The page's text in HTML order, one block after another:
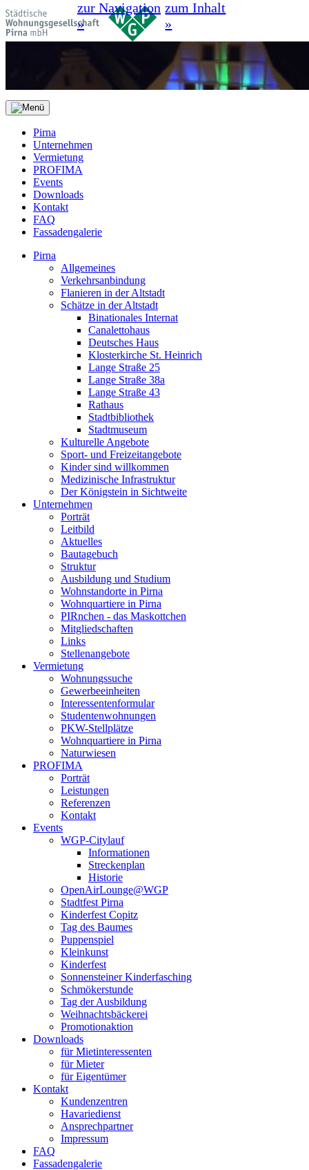
zur Navigation
»
zum Inhalt
»
Pirna
Unternehmen
Vermietung
PROFIMA
Events
Downloads
Kontakt
FAQ
Fassadengalerie
Pirna
Allgemeines
Verkehrsanbindung
Flanieren in der Altstadt
Schätze in der Altstadt
Binationales Internat
Canalettohaus
Deutsches Haus
Klosterkirche St. Heinrich
Lange Straße 25
Lange Straße 38a
Lange Straße 43
Rathaus
Stadtbibliothek
Stadtmuseum
Kulturelle Angebote
Sport- und Freizeitangebote
Kinder sind willkommen
Medizinische Infrastruktur
Der Königstein in Sichtweite
Unternehmen
Porträt
Leitbild
Aktuelles
Bautagebuch
Struktur
Ausbildung und Studium
Wohnstandorte in Pirna
Wohnquartiere in Pirna
PIRnchen - das Maskottchen
Mitgliedschaften
Links
Stellenangebote
Vermietung
Wohnungssuche
Gewerbeeinheiten
Interessentenformular
Studentenwohnungen
PKW-Stellplätze
Wohnquartiere in Pirna
Naturwiesen
PROFIMA
Porträt
Leistungen
Referenzen
Kontakt
Events
WGP-Citylauf
Informationen
Streckenplan
Historie
OpenAirLounge@WGP
Stadtfest Pirna
Kinderfest Copitz
Tag des Baumes
Puppenspiel
Kleinkunst
Kinderfest
Sonnensteiner Kinderfasching
Schmökerstunde
Tag der Ausbildung
Weihnachtsbäckerei
Promotionaktion
Downloads
für Mietinteressenten
für Mieter
für Eigentümer
Kontakt
Kundenzentren
Havariedienst
Ansprechpartner
Impressum
FAQ
Fassadengalerie